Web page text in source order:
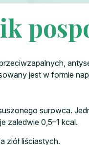
jest w formie
surowca.
zaledwie 0,5–1 kcal.
ziół liściastych.